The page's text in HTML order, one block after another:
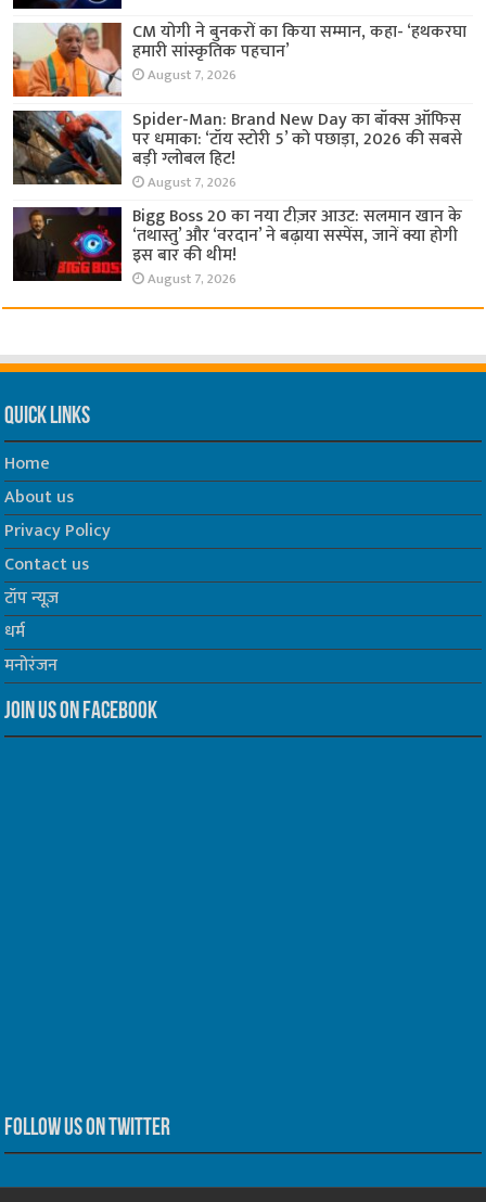
CM योगी ने बुनकरों का किया सम्मान, कहा- ‘हथकरघा
हमारी सांस्कृतिक पहचान’
August 7, 2026
Spider-Man: Brand New Day का बॉक्स ऑफिस
पर धमाका: ‘टॉय स्टोरी 5’ को पछाड़ा, 2026 की सबसे
बड़ी ग्लोबल हिट!
August 7, 2026
Bigg Boss 20 का नया टीज़र आउट: सलमान खान के
‘तथास्तु’ और ‘वरदान’ ने बढ़ाया सस्पेंस, जानें क्या होगी
इस बार की थीम!
August 7, 2026
Quick Links
Home
About us
Privacy Policy
Contact us
टॉप न्यूज़
धर्म
मनोरंजन
Join us on Facebook
Follow us on Twitter